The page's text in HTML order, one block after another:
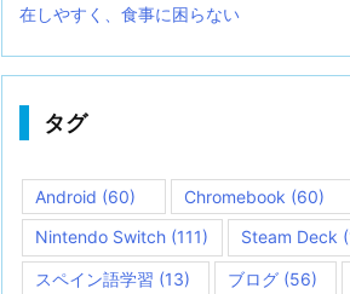
在しやすく、食事に困らない
タグ
Android (60) Chromebook (60)
Nintendo Switch (111) Steam Deck
スペイン語学習 (13) ブログ (56)